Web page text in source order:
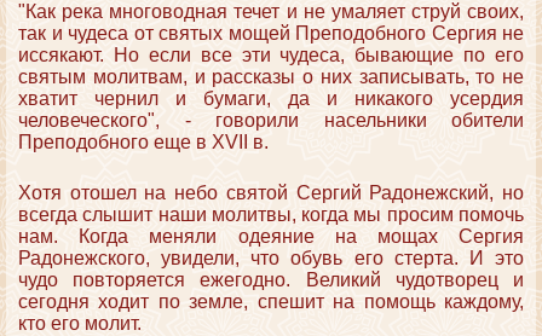
"Как река многоводная течет и не умаляет струй своих,
так и чудеса от святых мощей Преподобного Сергия не
иссякают. Но если все эти чудеса, бывающие по его
святым молитвам, и рассказы о них записывать, то не
хватит чернил и бумаги, да и никакого усердия
человеческого", - говорили насельники обители
Преподобного еще в XVII в.
Хотя отошел на небо святой Сергий Радонежский, но
всегда слышит наши молитвы, когда мы просим помочь
нам. Когда меняли одеяние на мощах Сергия
Радонежского, увидели, что обувь его стерта. И это
чудо повторяется ежегодно. Великий чудотворец и
сегодня ходит по земле, спешит на помощь каждому,
кто его молит.